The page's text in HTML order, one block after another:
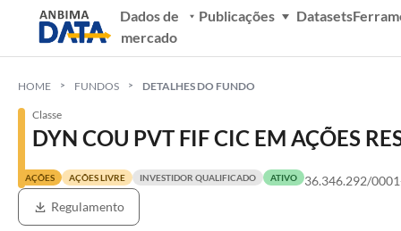
Dados de
mercado
Publicações Datasets
HOME FUNDOS DETALHES DO FUNDO
Classe
DYN COU PVT FIF CIC EM AÇÕES
AÇÕES AÇÕES LIVRE INVESTIDOR QUALIFICADO ATIVO
36.346.292/
Regulamento